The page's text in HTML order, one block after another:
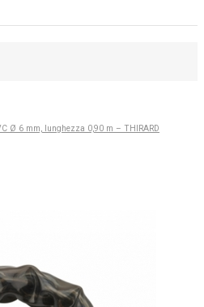
Ø 6 mm, lunghezza 0,90 m – THIRARD